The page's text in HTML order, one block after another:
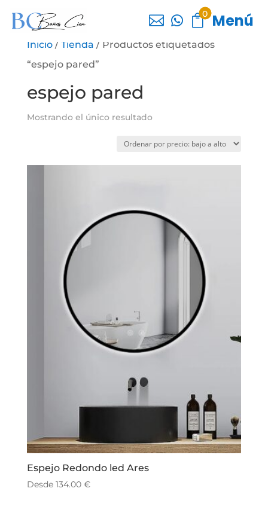
  0 Menú
Inicio/ Tienda / Productos etiquetados
“espejo pared”
espejo pared
Mostrando el único resultado
Espejo Redondo led Ares
Desde 134.00 €